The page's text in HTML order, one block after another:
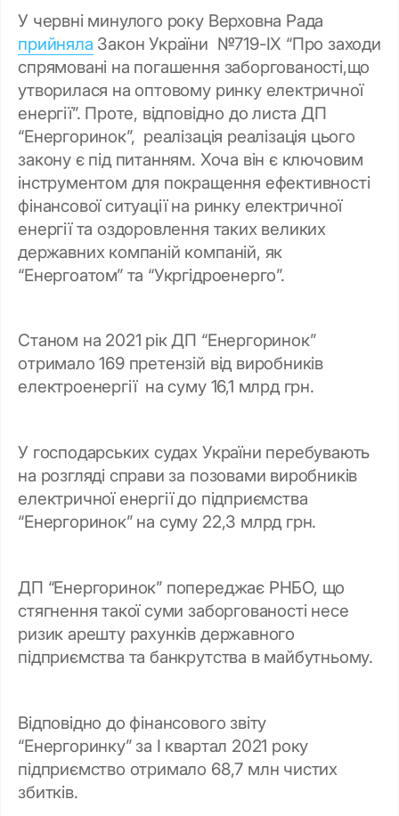
У червні минулого року Верховна Рада
прийняла Закон України №719-IX “Про заходи
спрямовані на погашення заборгованості,що
утворилася на оптовому ринку електричної
енергії”. Проте, відповідно до листа ДП
“Енергоринок”, реалізація реалізація цього
закону є під питанням. Хоча він є ключовим
інструментом для покращення ефективності
фінансової ситуації на ринку електричної
енергії та оздоровлення таких великих
державних компаній компаній, як
“Енергоатом” та “Укргідроенерго”.
Станом на 2021 рік ДП “Енергоринок”
отримало 169 претензій від виробників
електроенергії на суму 16,1 млрд грн.
У господарських судах України перебувають
на розгляді справи за позовами виробників
електричної енергії до підприємства
“Енергоринок” на суму 22,3 млрд грн.
ДП “Енергоринок” попереджає РНБО, що
стягнення такої суми заборгованості несе
ризик арешту рахунків державного
підприємства та банкрутства в майбутньому.
Відповідно до фінансового звіту
“Енергоринку” за І квартал 2021 року
підприємство отримало 68,7 млн чистих
збитків.